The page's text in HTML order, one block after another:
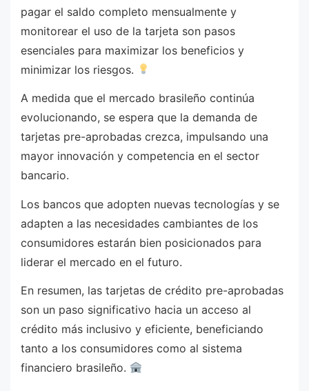
pagar el saldo completo mensualmente y
monitorear el uso de la tarjeta son pasos
esenciales para maximizar los beneficios y
minimizar los riesgos.
A medida que el mercado brasileño continúa
evolucionando, se espera que la demanda de
tarjetas pre-aprobadas crezca, impulsando una
mayor innovación y competencia en el sector
bancario.
Los bancos que adopten nuevas tecnologías y se
adapten a las necesidades cambiantes de los
consumidores estarán bien posicionados para
liderar el mercado en el futuro.
En resumen, las tarjetas de crédito pre-aprobadas
son un paso significativo hacia un acceso al
crédito más inclusivo y eficiente, beneficiando
tanto a los consumidores como al sistema
financiero brasileño.